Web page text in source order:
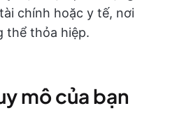
chính hoặc y tế, nơi
thể thỏa hiệp.
mô của bạn